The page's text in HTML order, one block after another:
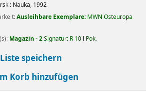
: Nauka, 1992
Ausleihbare Exemplare: MWN Osteuropa
Magazin - 2Signatur: R 10 l Pok.
speichern
Korb hinzufügen